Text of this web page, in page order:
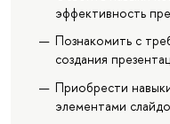
эффективность
Познакомить с
создания
Приобрести
элементами